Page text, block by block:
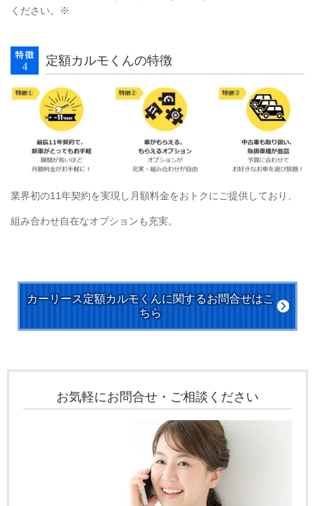
ください。※
定額カルモくんの特徴
業界初の11年契約を実現し月額料金をおトクにご提供しており、
組み合わせ自在なオプションも充実。
カーリース定額カルモくんに関するお問合せはこ
ちら
お気軽にお問合せ・ご相談ください